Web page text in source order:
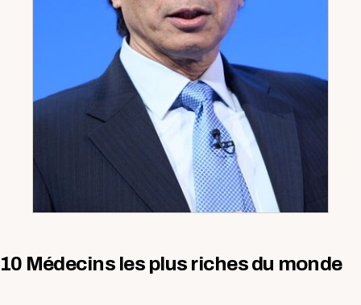
10 Médecins les plus riches du monde